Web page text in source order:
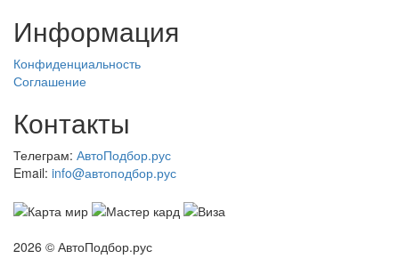
Информация
Конфиденциальность
Соглашение
Контакты
Телеграм: АвтоПодбор.рус
Email: info@автоподбор.рус
2026 © АвтоПодбор.рус